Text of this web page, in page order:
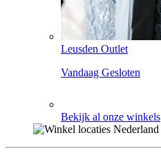
Leusden Outlet
Vandaag Gesloten
Bekijk al onze winkels